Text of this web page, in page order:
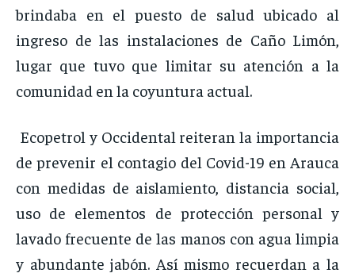
brindaba en el puesto de salud ubicado al
ingreso de las instalaciones de Caño Limón,
lugar que tuvo que limitar su atención a la
comunidad en la coyuntura actual.
Ecopetrol y Occidental reiteran la importancia
de prevenir el contagio del Covid-19 en Arauca
con medidas de aislamiento, distancia social,
uso de elementos de protección personal y
lavado frecuente de las manos con agua limpia
y abundante jabón. Así mismo recuerdan a la